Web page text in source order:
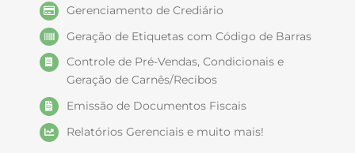
Gerenciamento de Crediário
Geração de Etiquetas com Código de Barras
Controle de Pré-Vendas, Condicionais e
Geração de Carnês/Recibos
Emissão de Documentos Fiscais
Relatórios Gerenciais e muito mais!